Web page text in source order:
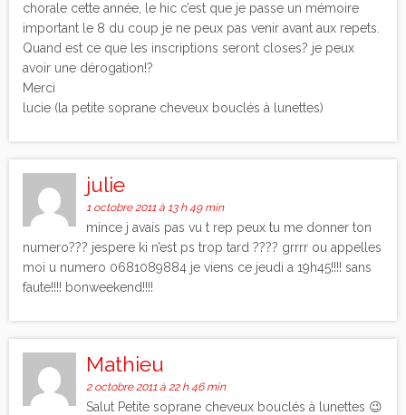
chorale cette année, le hic c’est que je passe un mémoire
important le 8 du coup je ne peux pas venir avant aux repets.
Quand est ce que les inscriptions seront closes? je peux
avoir une dérogation!?
Merci
lucie (la petite soprane cheveux bouclés à lunettes)
julie
1 octobre 2011 à 13 h 49 min
mince j avais pas vu t rep peux tu me donner ton
numero??? jespere ki n’est ps trop tard ???? grrrr ou appelles
moi u numero 0681089884 je viens ce jeudi a 19h45!!!! sans
faute!!!! bonweekend!!!!
Mathieu
2 octobre 2011 à 22 h 46 min
Salut Petite soprane cheveux bouclés à lunettes 😉